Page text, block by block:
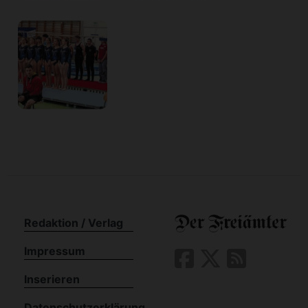
Redaktion / Verlag
Impressum
Inserieren